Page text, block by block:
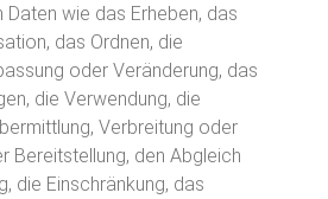
wie das Erheben, das
das Ordnen, die
oder Veränderung, das
die Verwendung, die
Verbreitung oder
Bereitstellung, den Abgleich
die Einschränkung, das